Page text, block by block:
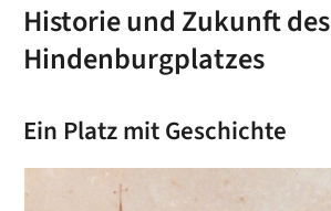
Historie und Zukunft des
Hindenburgplatzes
Ein Platz mit Geschichte